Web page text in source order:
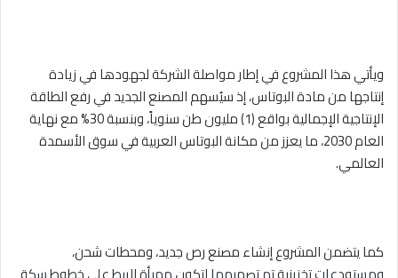
ويأتي هذا المشروع في إطار مواصلة الشركة لجهودها في زيادة
إنتاجها من مادة البوتاس، إذ سيُسهم المصنع الجديد في رفع الطاقة
الإنتاجية الإجمالية بواقع (1) مليون طن سنوياً، وبنسبة 30% مع نهاية
العام 2030، ما يعزز من مكانة البوتاس العربية في سوق الأسمدة
العالمي.
كما يتضمن المشروع إنشاء مصنع رص جديد، ومحطات شحن،